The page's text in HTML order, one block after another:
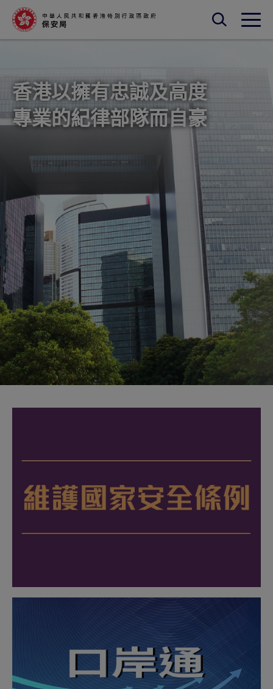
跳至主內容
開啟搜尋框
開啟
保安局-主頁
香港以擁有忠誠及高度
專業的紀律部隊而自豪